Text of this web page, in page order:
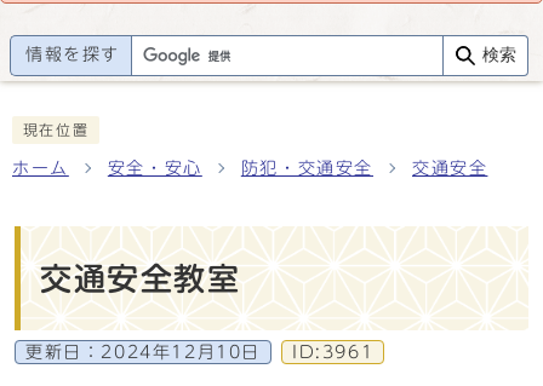
情報を探す 検索
現在位置
ホーム 安全・安心 防犯・交通安全 交通安全
交通安全教室
更新日： 2024年12月10日 ID:3961